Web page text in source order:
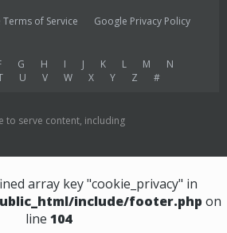
of Service
Google Privacy Policy
G H I J K L M
N
U V W X Y Z #
to serve content, including
array key "cookie_privacy" in
include/footer.php on
line 104